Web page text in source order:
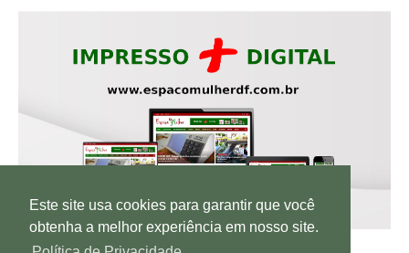
Este site usa cookies para garantir que você
obtenha a melhor experiência em nosso site.